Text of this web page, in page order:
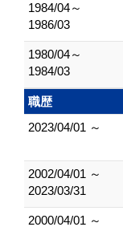
1984/04～
1986/03
1980/04～
1984/03
職歴
2023/04/01 ～
2002/04/01 ～
2023/03/31
2000/04/01 ～